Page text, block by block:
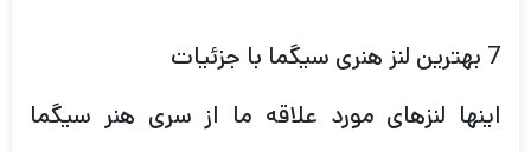
7 بهترین لنز هنری سیگما با جزئیات
اینها لنزهای مورد علاقه ما از سری هنر سیگما